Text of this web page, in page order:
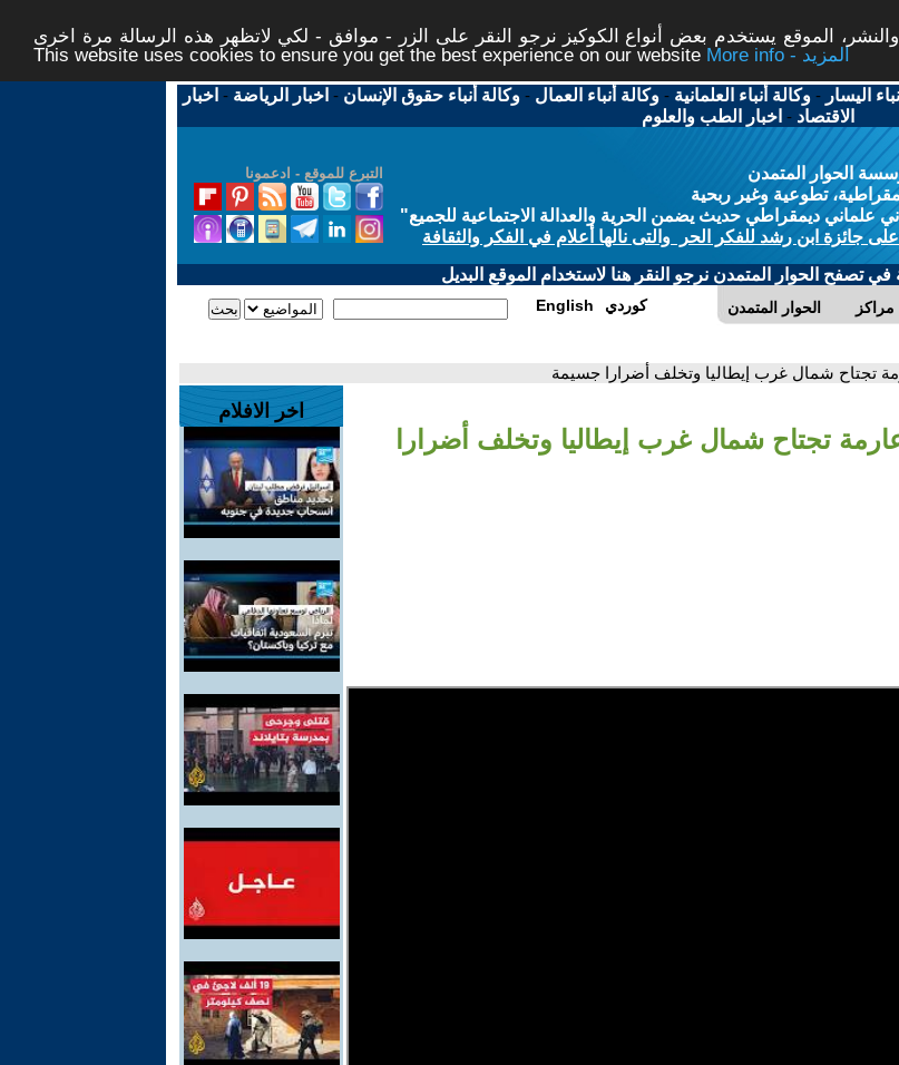
الموقع يستخدم بعض أنواع الكوكيز نرجو النقر على الزر - موافق - لكي لاتظهر هذه الرسالة مرة اخرى -
This website uses cookies to ensure you get the best experience on our website
More info - المزيد
اليسار -وكالة أنباء العلمانية -وكالة أنباء العمال -وكالة أنباء حقوق الإنسان - اخبار الرياضة - اخبار
الاقتصاد - اخبار الطب والعلوم
التبرع للموقع - ادعمونا
الحوار المتمدن
تطوعية وغير ربحية
ديمقراطي حديث يضمن الحرية والعدالة الاجتماعية للجميع"
جائزة ابن رشد للفكر الحر والتى نالها أعلام في الفكر والثقافة
في تصفح الحوار المتمدن نرجو النقر هنا لاستخدام الموقع البديل
الحوار المتمدن مراكز English كوردي
تجتاح شمال غرب إيطاليا وتخلف أضرارا جسيمة
تجتاح شمال غرب إيطاليا وتخلف أضرارا
اخر الافلام